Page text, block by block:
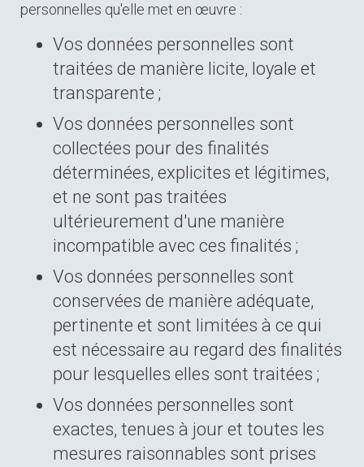
personnelles qu'elle met en œuvre :
Vos données personnelles sont
traitées de manière licite, loyale et
transparente ;
Vos données personnelles sont
collectées pour des finalités
déterminées, explicites et légitimes,
et ne sont pas traitées
ultérieurement d'une manière
incompatible avec ces finalités ;
Vos données personnelles sont
conservées de manière adéquate,
pertinente et sont limitées à ce qui
est nécessaire au regard des finalités
pour lesquelles elles sont traitées ;
Vos données personnelles sont
exactes, tenues à jour et toutes les
mesures raisonnables sont prises